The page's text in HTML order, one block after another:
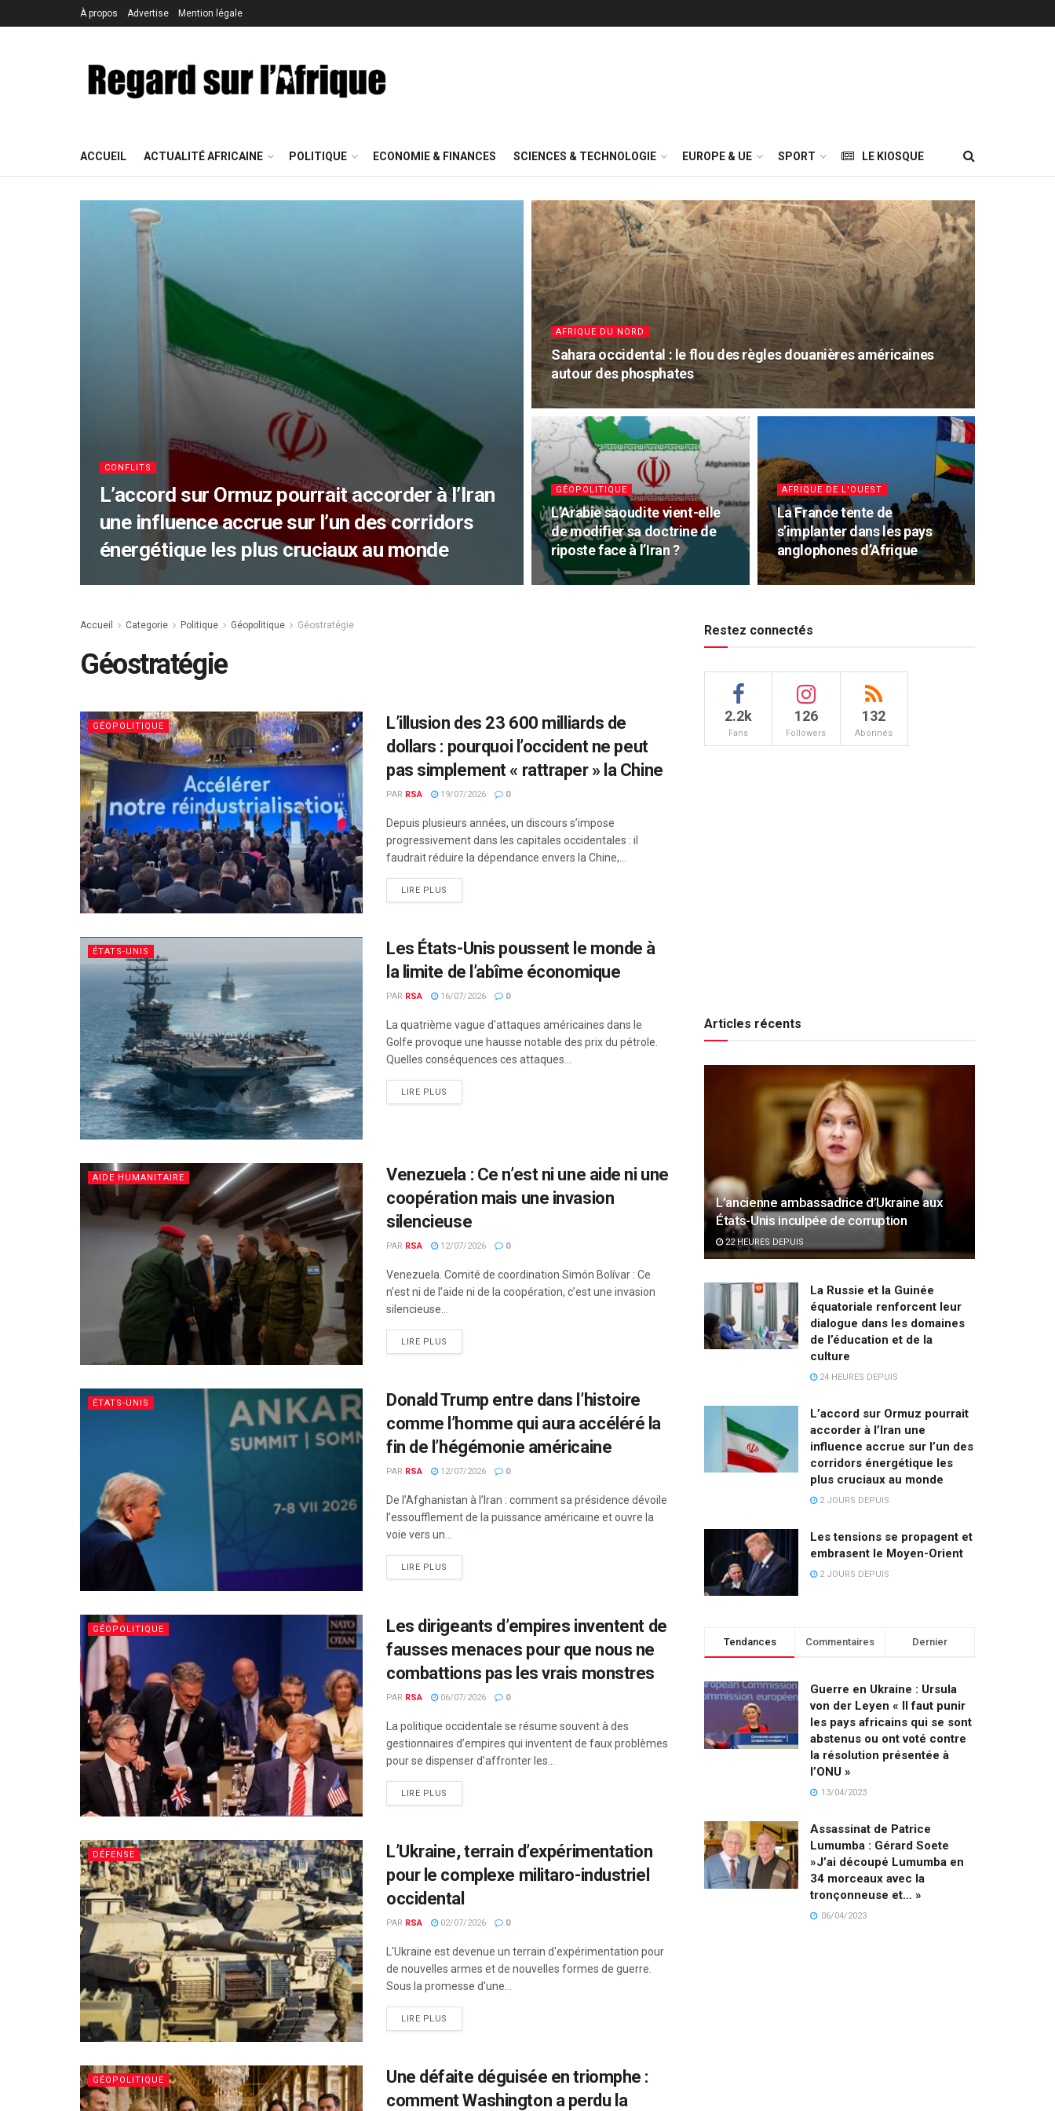
À propos Advertise Mention légale
ACCUEIL ACTUALITÉ AFRICAINE POLITIQUE ECONOMIE & FINANCES SCIENCES & TECHNOLOGIE EUROPE & UE SPORT LE KIOSQUE
CONFLITS
L’accord sur Ormuz pourrait accorder à l’Iran
une influence accrue sur l’un des corridors
énergétique les plus cruciaux au monde
AFRIQUE DU NORD
Sahara occidental : le flou des règles douanières américaines
autour des phosphates
GÉOPOLITIQUE
L’Arabie saoudite vient-elle
de modifier sa doctrine de
riposte face à l’Iran ?
AFRIQUE DE L'OUEST
La France tente de
s’implanter dans les pays
anglophones d’Afrique
Accueil Categorie Politique Géopolitique Géostratégie
Géostratégie
GÉOPOLITIQUE
L’illusion des 23 600 milliards de
dollars : pourquoi l’occident ne peut
pas simplement « rattraper » la Chine
PAR RSA 19/07/2026 0
Depuis plusieurs années, un discours s’impose
progressivement dans les capitales occidentales : il
faudrait réduire la dépendance envers la Chine,...
LIRE PLUS
ÉTATS-UNIS
Les États-Unis poussent le monde à
la limite de l’abîme économique
PAR RSA 16/07/2026 0
La quatrième vague d'attaques américaines dans le
Golfe provoque une hausse notable des prix du pétrole.
Quelles conséquences ces attaques...
LIRE PLUS
AIDE HUMANITAIRE
Venezuela : Ce n’est ni une aide ni une
coopération mais une invasion
silencieuse
PAR RSA 12/07/2026 0
Venezuela. Comité de coordination Simón Bolívar : Ce
n’est ni de l’aide ni de la coopération, c’est une invasion
silencieuse...
LIRE PLUS
ÉTATS-UNIS
Donald Trump entre dans l’histoire
comme l’homme qui aura accéléré la
fin de l’hégémonie américaine
PAR RSA 12/07/2026 0
De l’Afghanistan à l’Iran : comment sa présidence dévoile
l’essoufflement de la puissance américaine et ouvre la
voie vers un...
LIRE PLUS
GÉOPOLITIQUE
Les dirigeants d’empires inventent de
fausses menaces pour que nous ne
combattions pas les vrais monstres
PAR RSA 06/07/2026 0
La politique occidentale se résume souvent à des
gestionnaires d’empires qui inventent de faux problèmes
pour se dispenser d’affronter les...
LIRE PLUS
DÉFENSE
L’Ukraine, terrain d’expérimentation
pour le complexe militaro-industriel
occidental
PAR RSA 02/07/2026 0
L'Ukraine est devenue un terrain d'expérimentation pour
de nouvelles armes et de nouvelles formes de guerre.
Sous la promesse d'une...
LIRE PLUS
GÉOPOLITIQUE
Une défaite déguisée en triomphe :
comment Washington a perdu la
Restez connectés
2.2k
Fans
126
Followers
132
Abonnés
Articles récents
L’ancienne ambassadrice d’Ukraine aux
États-Unis inculpée de corruption
22 HEURES DEPUIS
La Russie et la Guinée
équatoriale renforcent leur
dialogue dans les domaines
de l’éducation et de la
culture
24 HEURES DEPUIS
L’accord sur Ormuz pourrait
accorder à l’Iran une
influence accrue sur l’un des
corridors énergétique les
plus cruciaux au monde
2 JOURS DEPUIS
Les tensions se propagent et
embrasent le Moyen-Orient
2 JOURS DEPUIS
Tendances Commentaires Dernier
Guerre en Ukraine : Ursula
von der Leyen « Il faut punir
les pays africains qui se sont
abstenus ou ont voté contre
la résolution présentée à
l’ONU »
13/04/2023
Assassinat de Patrice
Lumumba : Gérard Soete
»J’ai découpé Lumumba en
34 morceaux avec la
tronçonneuse et… »
06/04/2023